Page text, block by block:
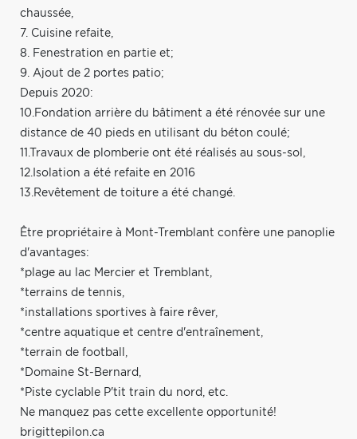
chaussée,
7. Cuisine refaite,
8. Fenestration en partie et;
9. Ajout de 2 portes patio;
Depuis 2020:
10.Fondation arrière du bâtiment a été rénovée sur une
distance de 40 pieds en utilisant du béton coulé;
11.Travaux de plomberie ont été réalisés au sous-sol,
12.Isolation a été refaite en 2016
13.Revêtement de toiture a été changé.
Être propriétaire à Mont-Tremblant confère une panoplie
d'avantages:
*plage au lac Mercier et Tremblant,
*terrains de tennis,
*installations sportives à faire rêver,
*centre aquatique et centre d'entraînement,
*terrain de football,
*Domaine St-Bernard,
*Piste cyclable P'tit train du nord, etc.
Ne manquez pas cette excellente opportunité!
brigittepilon.ca